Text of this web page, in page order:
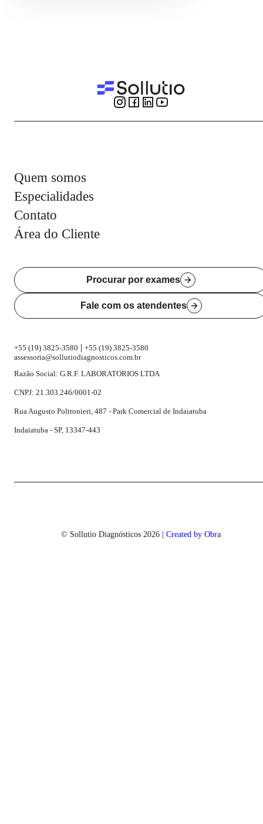
Quem somos
Especialidades
Contato
Área do Cliente
+55 (19) 3825-3580 | +55 (19) 3825-3580
assessoria@sollutiodiagnosticos.com.br
Razão Social: G.R.F. LABORATORIOS LTDA
CNPJ: 21.303.246/0001-02
Rua Augusto Poltronieri, 487 - Park Comercial de Indaiatuba
Indaiatuba - SP, 13347-443
Procurar por exames
Fale com os atendentes
© Sollutio Diagnósticos 2026 | Created by Obra